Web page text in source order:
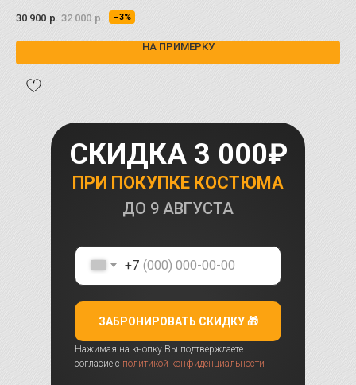
привлекать взгляды.
30 900 р. 32 000 р. –3%
НА ПРИМЕРКУ
ПРИ ПОКУПКЕ КОСТЮМА
СКИДКА 3 000₽
ДО 9 АВГУСТА
+7
ЗАБРОНИРОВАТЬ СКИДКУ 🎁
Нажимая на кнопку Вы подтверждаете
согласие с политикой конфиденциальности